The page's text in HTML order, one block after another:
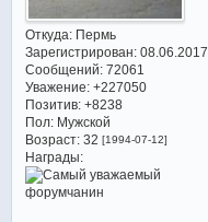
Откуда:Пермь
Зарегистрирован: 08.06.2017
Сообщений:72061
Уважение: +227050
Позитив: +8238
Пол:Мужской
Возраст:32 [1994-07-12]
Награды: